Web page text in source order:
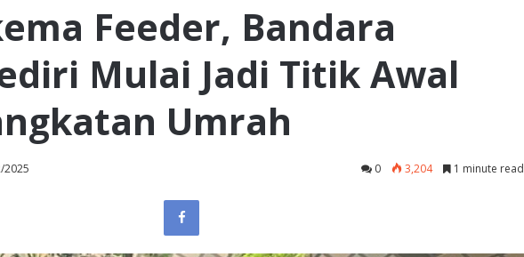
Feeder, Bandara
Mulai Jadi Titik Awal
Umrah
2025 0 3,204 1 minute read
Facebook